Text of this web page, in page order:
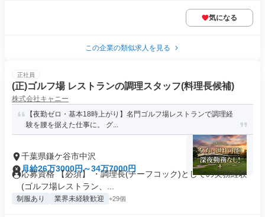
気になる
この企業の類似求人を見る
正社員
(正)ゴルフ場 レストランの調理スタッフ(料理長候補)
株式会社キャニー
【夜勤ゼロ・基本18時上がり】名門ゴルフ場レストランで調理経
験を腰を据えた仕事に。 グ...
千葉県鎌ケ谷市中沢
月給26万3000円～34万7000円
応募資格 【必須】 ・調理長(チーフコック)としての実務経験
(ゴルフ場レストラン、...
制服あり 業界未経験歓迎 +29個